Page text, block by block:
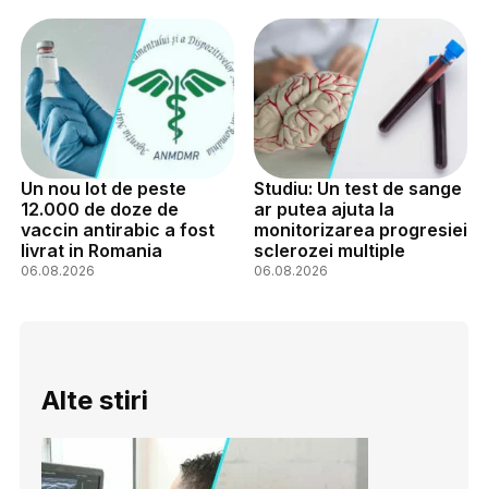
Un nou lot de peste
12.000 de doze de
vaccin antirabic a fost
livrat in Romania
06.08.2026
Studiu: Un test de sange
ar putea ajuta la
monitorizarea progresiei
sclerozei multiple
06.08.2026
Alte stiri